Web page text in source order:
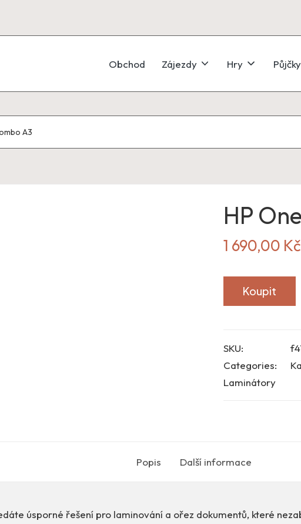
Obchod Zájezdy Hry Půjčky
A3
HP
1 690,00 Kč
Koupit
SKU:
Categories:
Laminátory
Popis Další informace
úsporné řešení pro laminování a ořez dokumentů, které